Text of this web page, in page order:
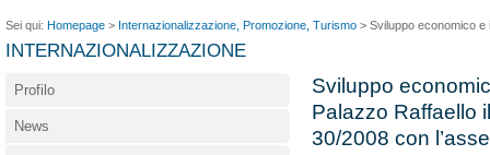
Sei qui: Homepage > Internazionalizzazione, Promozione, Turismo > Sviluppo economico e
INTERNAZIONALIZZAZIONE
Sviluppo
Palazzo Raffaello
30/2008 con
Profilo
News